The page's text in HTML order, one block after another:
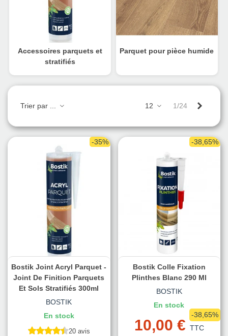
Accessoires parquets et
stratifiés
Parquet pour pièce humide
Trier par ... 12 1/24
-35%
Bostik Joint Acryl Parquet -
Joint De Finition Parquets
Et Sols Stratifiés 300ml
BOSTIK
En stock
20 avis
-38,65%
Bostik Colle Fixation
Plinthes Blanc 290 Ml
BOSTIK
En stock
10,00 € TTC
-38,65%